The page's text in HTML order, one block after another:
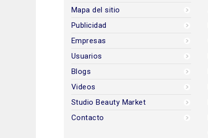
Mapa del sitio
Publicidad
Empresas
Usuarios
Blogs
Videos
Studio Beauty Market
Contacto